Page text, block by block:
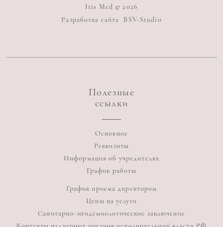
Iris Med © 2026
Разработка сайта
BSV-Studio
Полезные
ссылки
Основное
Реквизиты
Информация об учредителях
График работы
График приема директором
Цены на услуги
Санитарно-эпидемиологическое заключение